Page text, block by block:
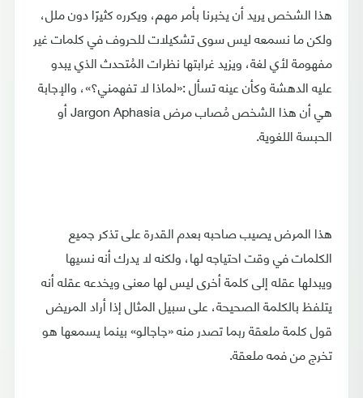
هذا الشخص يريد أن يخبرنا بأمر مهم، ويكرره كثيرًا دون ملل،
ولكن ما نسمعه ليس سوى تشكيلات للحروف في كلمات غير
مفهومة لأي لغة، ويزيد غرابتها نظرات المُتحدث الذي يبدو
عليه الدهشة وكأن عينه تسأل :«لماذا لا تفهمني؟»، والإجابة
هي أن هذا الشخص مُصاب مرض Jargon Aphasia أو
الحبسة اللغوية.
هذا المرض يصيب صاحبه بعدم القدرة على تذكر جميع
الكلمات في وقت احتياجه لها، ولكنه لا يدرك أنه نسيها
ويبدلها عقله إلى كلمة أخرى ليس لها معنى ويخدعه عقله أنه
يتلفظ بالكلمة الصحيحة، على سبيل المثال إذا أراد المريض
قول كلمة ملعقة ربما تصدر منه «جاجالو» بينما يسمعها هو
تخرج من فمه ملعقة.